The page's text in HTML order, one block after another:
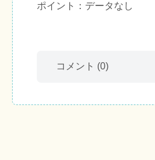
ポイント：データなし
コメント (0)